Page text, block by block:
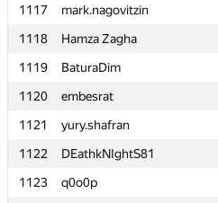
1117
mark.nagovitzin
1118
Hamza Zagha
1119
BaturaDim
1120
embesrat
1121
yury.shafran
1122
DEathkNIghtS81
1123
q0o0p
1117
mark.nagovitzin
1118
Hamza Zagha
1119
BaturaDim
1120
embesrat
1121
yury.shafran
1122
DEathkNIghtS81
1123
q0o0p